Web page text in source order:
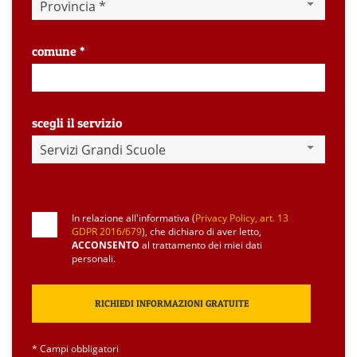
Provincia *
comune *
scegli il servizio
Servizi Grandi Scuole
In relazione all'informativa (Privacy Policy, art. 13
GDPR 2016/679), che dichiaro di aver letto,
ACCONSENTO al trattamento dei miei dati
personali.
* Campi obbligatori